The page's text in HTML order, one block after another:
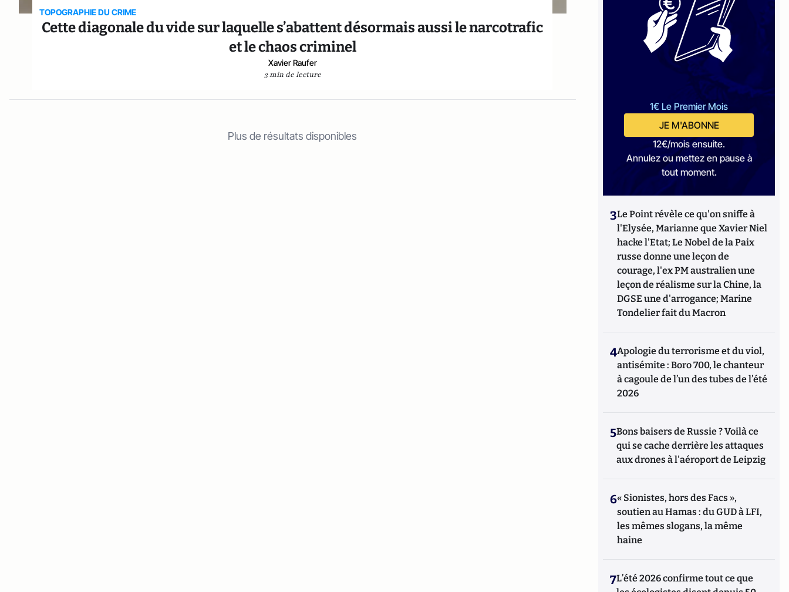
TOPOGRAPHIE DU CRIME
Cette diagonale du vide sur laquelle s’abattent désormais aussi le narcotrafic
et le chaos criminel
Xavier Raufer
3 min de lecture
Plus de résultats disponibles
1€ Le Premier Mois
JE M'ABONNE
12€/mois ensuite.
Annulez ou mettez en pause à
tout moment.
3Le Point révèle ce qu'on sniffe à
l'Elysée, Marianne que Xavier Niel
hacke l'Etat; Le Nobel de la Paix
russe donne une leçon de
courage, l'ex PM australien une
leçon de réalisme sur la Chine, la
DGSE une d'arrogance; Marine
Tondelier fait du Macron
4Apologie du terrorisme et du viol,
antisémite : Boro 700, le chanteur
à cagoule de l’un des tubes de l’été
2026
5Bons baisers de Russie ? Voilà ce
qui se cache derrière les attaques
aux drones à l'aéroport de Leipzig
6« Sionistes, hors des Facs »,
soutien au Hamas : du GUD à LFI,
les mêmes slogans, la même
haine
7L’été 2026 confirme tout ce que